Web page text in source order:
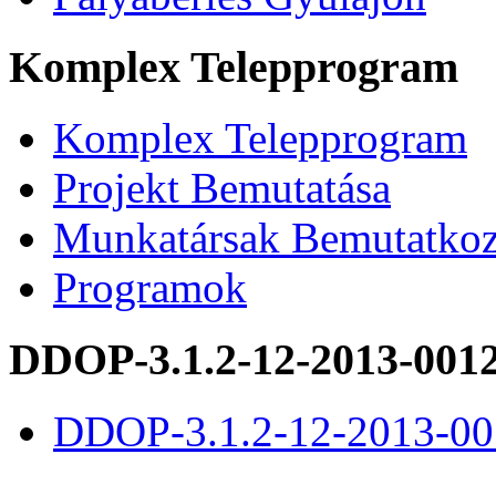
Komplex Telepprogram
Komplex Telepprogram
Projekt Bemutatása
Munkatársak
Programok
DDOP-3.1.2-12-2013-
DDOP-3.1.2-12-2013-